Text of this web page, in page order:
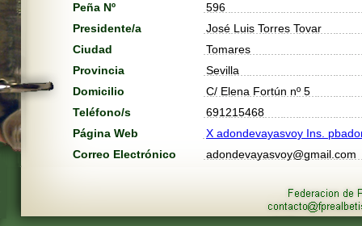
Peña Nº
Presidente/a
Ciudad
Provincia
Domicilio
Teléfono/s
Página Web
Correo Electrónico
596
José Luis Torres Tovar
Tomares
Sevilla
C/ Elena Fortún nº 5
691215468
X adondevayasvoy Ins.
adondevayasvoy@gmail.com